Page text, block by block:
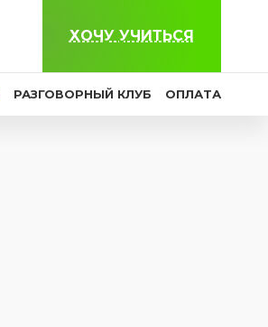
ХОЧУ УЧИТЬСЯ
РАЗГОВОРНЫЙ КЛУБ ОПЛАТА